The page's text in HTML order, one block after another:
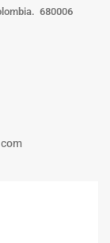
680006